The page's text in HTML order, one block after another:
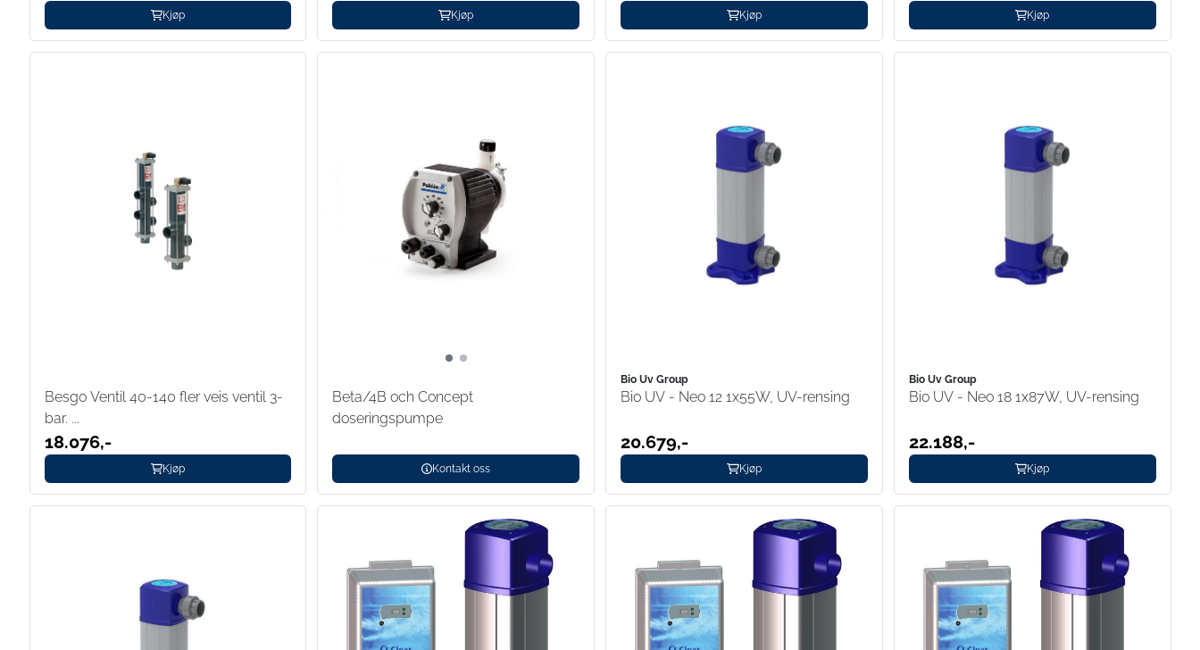
Kjøp Kjøp Kjøp Kjøp
Besgo Ventil 40-140 fler veis ventil 3-
bar. ...
18.076,-
Kjøp
Beta/4B och Concept
doseringspumpe
Kontakt oss
Bio Uv Group
Bio UV - Neo 12 1x55W, UV-rensing
20.679,-
Kjøp
Bio Uv Group
Bio UV - Neo 18 1x87W, UV-rensing
22.188,-
Kjøp